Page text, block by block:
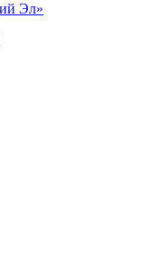
Эл»